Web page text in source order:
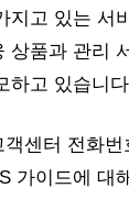
지고 있는 서
상품과 관리
하고 있습니
센터 전화번
가이드에 대